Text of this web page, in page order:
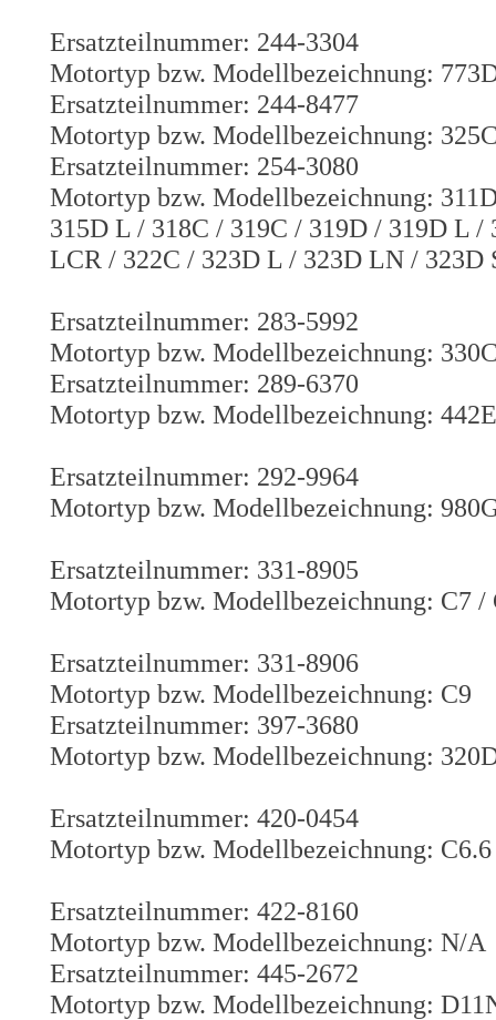
Ersatzteilnummer: 244-3304
Motortyp bzw. Modellbezeichnung:
Ersatzteilnummer: 244-8477
Motortyp bzw. Modellbezeichnung:
Ersatzteilnummer: 254-3080
Motortyp bzw. Modellbezeichnung:
315D L / 318C / 319C / 319D / 319D L
LCR / 322C / 323D L / 323D LN /
Ersatzteilnummer: 283-5992
Motortyp bzw. Modellbezeichnung:
Ersatzteilnummer: 289-6370
Motortyp bzw. Modellbezeichnung: 442E
Ersatzteilnummer: 292-9964
Motortyp bzw. Modellbezeichnung:
Ersatzteilnummer: 331-8905
Motortyp bzw. Modellbezeichnung: C7 /
Ersatzteilnummer: 331-8906
Motortyp bzw. Modellbezeichnung: C9
Ersatzteilnummer: 397-3680
Motortyp bzw. Modellbezeichnung:
Ersatzteilnummer: 420-0454
Motortyp bzw. Modellbezeichnung: C6.6
Ersatzteilnummer: 422-8160
Motortyp bzw. Modellbezeichnung: N/A
Ersatzteilnummer: 445-2672
Motortyp bzw. Modellbezeichnung: